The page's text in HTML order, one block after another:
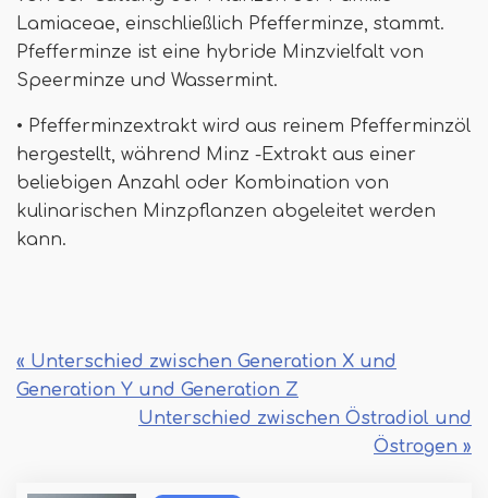
Lamiaceae, einschließlich Pfefferminze, stammt.
Pfefferminze ist eine hybride Minzvielfalt von
Speerminze und Wassermint.
• Pfefferminzextrakt wird aus reinem Pfefferminzöl
hergestellt, während Minz -Extrakt aus einer
beliebigen Anzahl oder Kombination von
kulinarischen Minzpflanzen abgeleitet werden
kann.
« Unterschied zwischen Generation X und
Generation Y und Generation Z
Unterschied zwischen Östradiol und
Östrogen »